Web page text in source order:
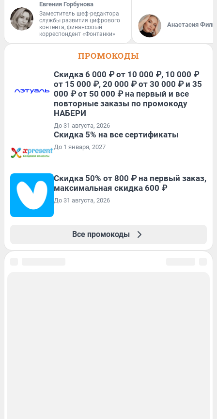
Евгения Горбунова
Заместитель шеф-редактора
службы развития цифрового
контента, финансовый
корреспондент «Фонтанки»
Анастасия
ПРОМОКОДЫ
Скидка 6 000 ₽ от 10 000 ₽, 10 000 ₽
от 15 000 ₽, 20 000 ₽ от 30 000 ₽ и 35
000 ₽ от 50 000 ₽ на первый и все
повторные заказы по промокоду
НАБЕРИ
До 31 августа, 2026
Скидка 5% на все сертификаты
До 1 января, 2027
Скидка 50% от 800 ₽ на первый заказ,
максимальная скидка 600 ₽
До 31 августа, 2026
Все промокоды